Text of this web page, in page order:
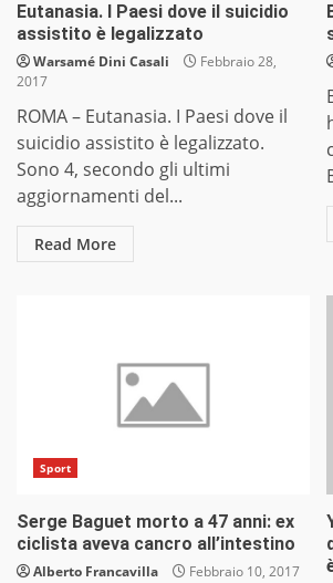
Eutanasia. I Paesi dove il suicidio
assistito è legalizzato
Warsamé Dini Casali
Febbraio 28,
2017
ROMA – Eutanasia. I Paesi dove il
suicidio assistito è legalizzato.
Sono 4, secondo gli ultimi
aggiornamenti del...
Read More
Sport
Serge Baguet morto a 47 anni: ex
ciclista aveva cancro all’intestino
Alberto Francavilla Febbraio 10, 2017